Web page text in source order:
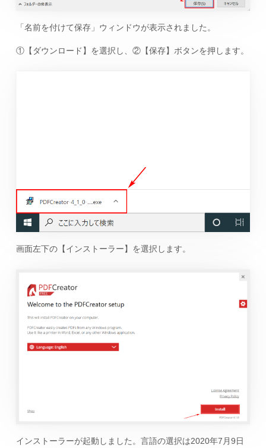
「名前を付けて保存」ウィンドウが表示されました。
①【ダウンロード】を選択し、②【保存】ボタンを押します。
画面左下の【インストーラー】を選択します。
インストーラーが起動しました。言語の選択は2020年7月9日